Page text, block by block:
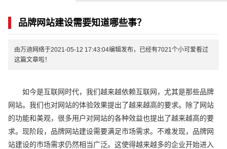
品牌网站建设需要知道哪些事？
由万迪网络于2021-05-12 17:43:04编辑发布，已经有7021个小可爱看过
这篇文章啦！
如今是互联网时代，我们越来越依赖互联网，尤其是那些品牌
网站。我们也对网站的体验效果提出了越来越高的要求。除了网站
的功能和美观，很多用户对网站的各种效益也提出了越来越高的要
求。现阶段，品牌网站建设需要满足市场需求。不难发现，品牌网
站建设的市场需求仍然相当广泛。这使得越来越多的企业开始进入